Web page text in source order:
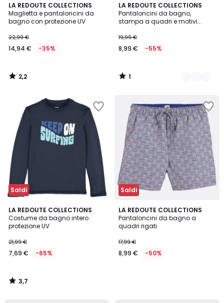
LA REDOUTE COLLECTIONS
Maglietta e pantaloncini da
bagno con protezione UV
22,99 €
14,94 € -35%
2,2
/ 5
2,2
/
LA REDOUTE COLLECTIONS
Pantaloncini da bagno,
stampa a quadri e motivi
19,99 €
8,99 € -55%
1
/
5
2
Colori
1
/
Saldi
LA REDOUTE COLLECTIONS
Costume da bagno intero
protezione UV
21,99 €
7,69 € -65%
3,7
/ 5
3,7
/
Saldi
LA REDOUTE COLLECTIONS
Pantaloncini da bagno a
quadri rigati
17,99 €
8,99 € -50%